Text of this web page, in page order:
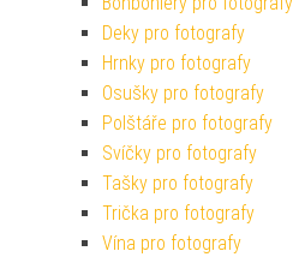
Deky pro fotografy
Hrnky pro fotografy
Osušky pro fotografy
Polštáře pro fotografy
Svíčky pro fotografy
Tašky pro fotografy
Trička pro fotografy
Vína pro fotografy